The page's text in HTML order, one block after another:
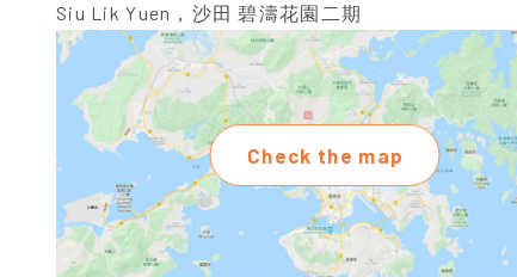
Siu Lik Yuen，沙田 碧濤花園二期
Check the map